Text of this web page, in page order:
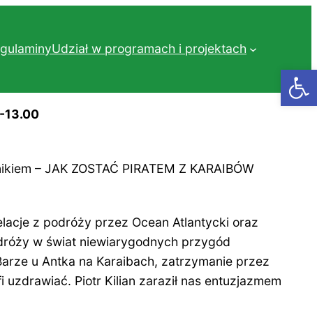
Udział w programach i projektach
13.00
– JAK ZOSTAĆ PIRATEM Z KARAIBÓW
z podróży przez Ocean Atlantycki oraz
w świat niewiarygodnych przygód
u Antka na Karaibach, zatrzymanie przez
Piotr Kilian zaraził nas entuzjazmem